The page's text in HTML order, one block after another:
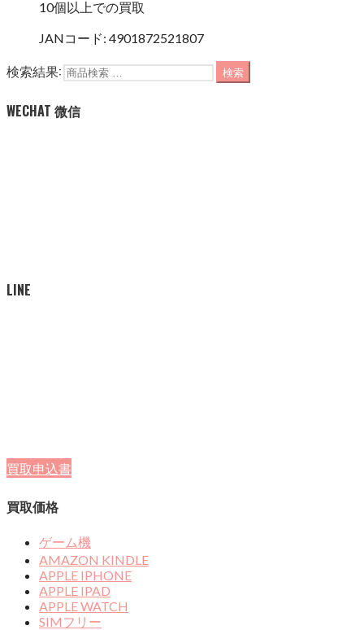
10個以上での買取
JANコード: 4901872521807
検索結果: 検索
WECHAT 微信
LINE
買取申込書
買取価格
ゲーム機
AMAZON KINDLE
APPLE IPHONE
APPLE IPAD
APPLE WATCH
SIMフリー